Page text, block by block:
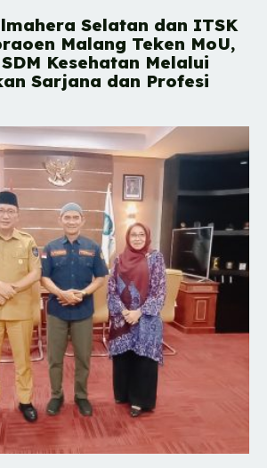
Selatan dan ITSK
Malang Teken MoU,
Kesehatan Melalui
Sarjana dan Profesi